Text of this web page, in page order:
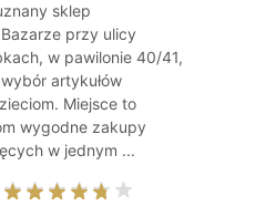
sklep
przy ulicy
w pawilonie 40/41,
artykułów
Miejsce to
wygodne zakupy
w jednym ...